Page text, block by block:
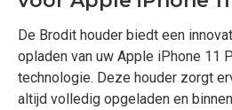
De Brodit houder biedt een
opladen van uw Apple iPhone 11
technologie. Deze houder zorgt
altijd volledig opgeladen en